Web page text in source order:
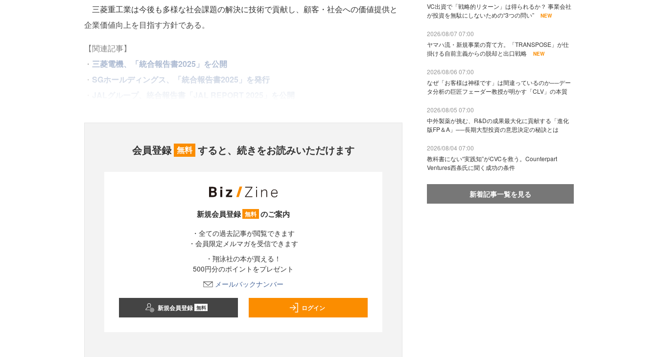
三菱重工業は今後も多様な社会課題の解決に技術で貢献し、顧客・社会への価値提供と
企業価値向上を目指す方針である。
【関連記事】
・ 三菱電機、「統合報告書2025」を公開
・ SGホールディングス、「統合報告書2025」を発行
会員登録 無料 すると、続きをお読みいただけます
新規会員登録 無料 のご案内
・全ての過去記事が閲覧できます
・会員限定メルマガを受信できます
・翔泳社の本が買える！
500円分のポイントをプレゼント
メールバックナンバー
新規会員登録 無料 ログイン
VC出資で「戦略的リターン」は得られるか？ 事業会社
が投資を無駄にしないための“3つの問い”
NEW
2026/08/07 07:00
ヤマハ流・新規事業の育て方。「TRANSPOSE」が仕
掛ける自前主義からの脱却と出口戦略
NEW
2026/08/06 07:00
なぜ「お客様は神様です」は間違っているのか──デー
タ分析の巨匠フェーダー教授が明かす「CLV」の本質
2026/08/05 07:00
中外製薬が挑む、R&Dの成果最大化に貢献する「進化
版FP＆A」──長期大型投資の意思決定の秘訣とは
2026/08/04 07:00
教科書にない“実践知”がCVCを救う。Counterpart
Ventures西条氏に聞く成功の条件
新着記事一覧を見る